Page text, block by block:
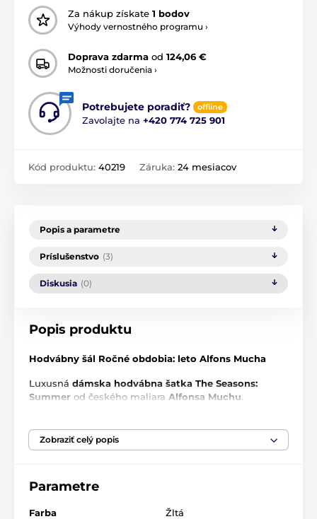
Za nákup získate 1 bodov
Výhody vernostného programu ›
Doprava zdarma od 124,06 €
Možnosti doručenia ›
Potrebujete poradiť? offline
Zavolajte na +420 774 725 901
Kód produktu: 40219 Záruka: 24 mesiacov
Popis a parametre
Príslušenstvo (3)
Diskusia (0)
Popis produktu
Hodvábny šál Ročné obdobia: leto Alfons Mucha
Luxusná dámska hodvábna šatka The Seasons:
Summer od českého maliara Alfonsa Muchu.
100 % hodváb
exkluzívnašatka dodá
zahreje
Zobraziť celý popis
Parametre
Farba Žltá